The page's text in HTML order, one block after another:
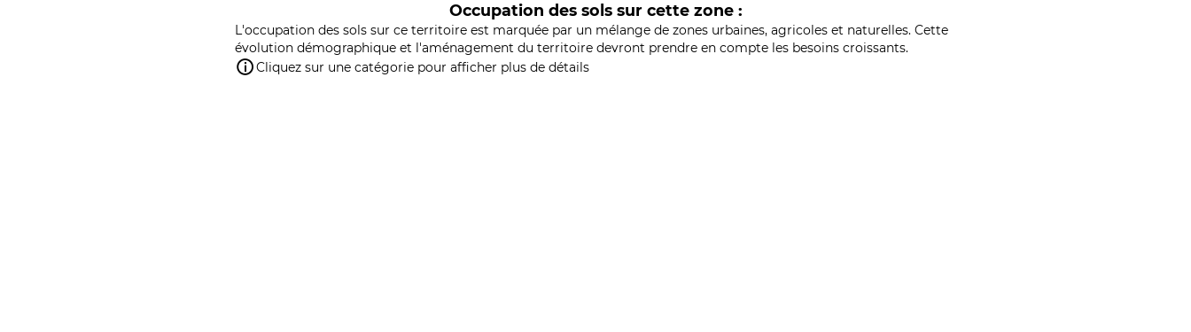
Occupation des sols sur cette zone :
L'occupation des sols sur ce territoire est marquée par un mélange de zones urbaines, agricoles et naturelles. Cette
évolution démographique et l'aménagement du territoire devront prendre en compte les besoins croissants.
Cliquez sur une catégorie pour afficher plus de détails